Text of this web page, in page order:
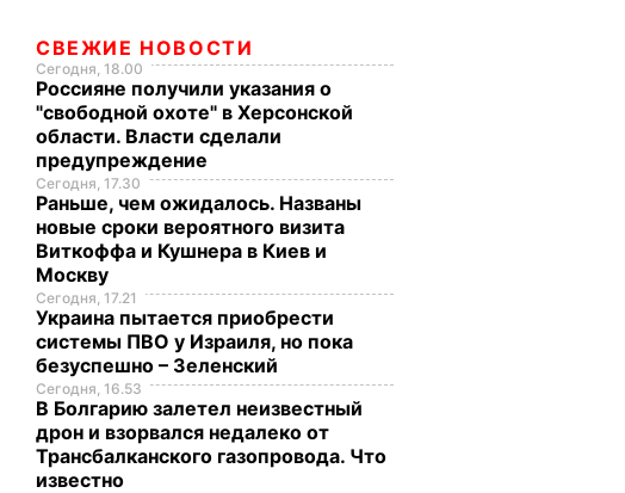
СВЕЖИЕ НОВОСТИ
Сегодня, 18.00
Россияне получили указания о
"свободной охоте" в Херсонской
области. Власти сделали
предупреждение
Сегодня, 17.30
Раньше, чем ожидалось. Названы
новые сроки вероятного визита
Виткоффа и Кушнера в Киев и
Москву
Сегодня, 17.21
Украина пытается приобрести
системы ПВО у Израиля, но пока
безуспешно – Зеленский
Сегодня, 16.53
В Болгарию залетел неизвестный
дрон и взорвался недалеко от
Трансбалканского газопровода. Что
известно